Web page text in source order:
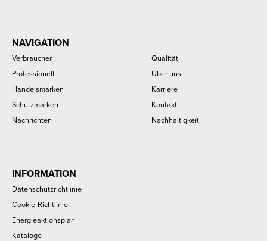
NAVIGATION
Verbraucher
Professionell
Handelsmarken
Schutzmarken
Nachrichten
Qualität
Über uns
Karriere
Kontakt
Nachhaltigkeit
INFORMATION
Datenschutzrichtlinie
Cookie-Richtlinie
Energieaktionsplan
Kataloge